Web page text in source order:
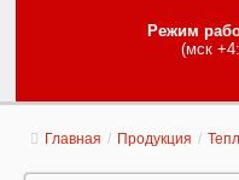
Режим
(мск
Главная / Продукция /